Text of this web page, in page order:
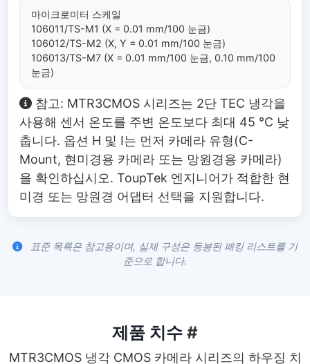
마이크로미터 스케일
106011/TS-M1 (X = 0.01 mm/100 눈금)
106012/TS-M2 (X, Y = 0.01 mm/100 눈금)
106013/TS-M7 (X = 0.01 mm/100 눈금, 0.10 mm/100
눈금)
참고: MTR3CMOS 시리즈는 2단 TEC 냉각을
사용해 센서 온도를 주변 온도보다 최대 45 °C 낮
춥니다. 옵션 H 및 I는 먼저 카메라 유형(C-
Mount, 현미경용 카메라 또는 망원경용 카메라)
을 확인하십시오. ToupTek 엔지니어가 적합한 현
미경 또는 망원경 어댑터 선택을 지원합니다.
표준 목록은 참고용이며, 실제 구성은 동봉된 패킹 리스트를 기
준으로 합니다.
제품 치수 #
MTR3CMOS 냉각 CMOS 카메라 시리즈의 하우징 치